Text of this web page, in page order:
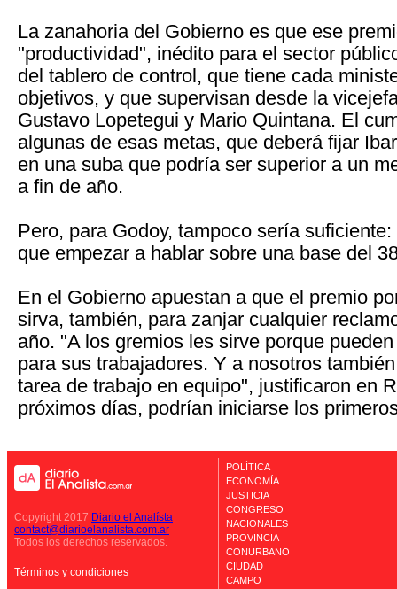
La zanahoria del Gobierno es que ese
"productividad", inédito para el sector
del tablero de control, que tiene cada
objetivos, y que supervisan desde la
Gustavo Lopetegui y Mario Quintana. El
algunas de esas metas, que deberá fijar
en una suba que podría ser superior a un
a fin de año.
Pero, para Godoy, tampoco sería
que empezar a hablar sobre una base del
En el Gobierno apuestan a que el premio
sirva, también, para zanjar cualquier
año. "A los gremios les sirve porque
para sus trabajadores. Y a nosotros
tarea de trabajo en equipo", justificaron en
próximos días, podrían iniciarse los
Copyright 2017 Diario el Analísta
contact@diarioelanalista.com.ar
Todos los derechos reservados.
Términos y condiciones
POLÍTICA
ECONOMÍA
JUSTICIA
CONGRESO
NACIONALES
PROVINCIA
CONURBANO
CIUDAD
CAMPO